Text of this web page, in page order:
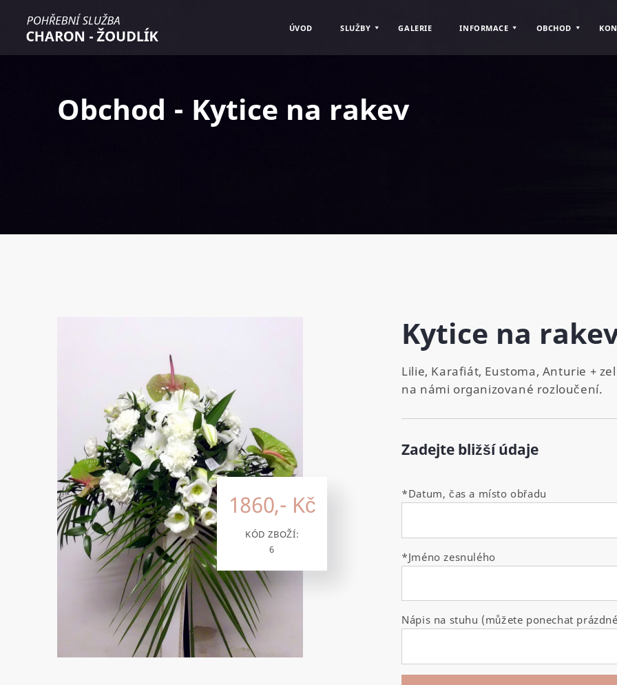
ÚVOD SLUŽBY GALERIE INFORMACE OBCHOD
Obchod - Kytice na rakev
1860,- Kč
KÓD ZBOŽÍ:
6
Kytice na
Lilie, Karafiát, Eustoma, Anturie +
na námi organizované rozloučení.
Zadejte bližší údaje
*Datum, čas a místo obřadu
*Jméno zesnulého
Nápis na stuhu (můžete ponechat